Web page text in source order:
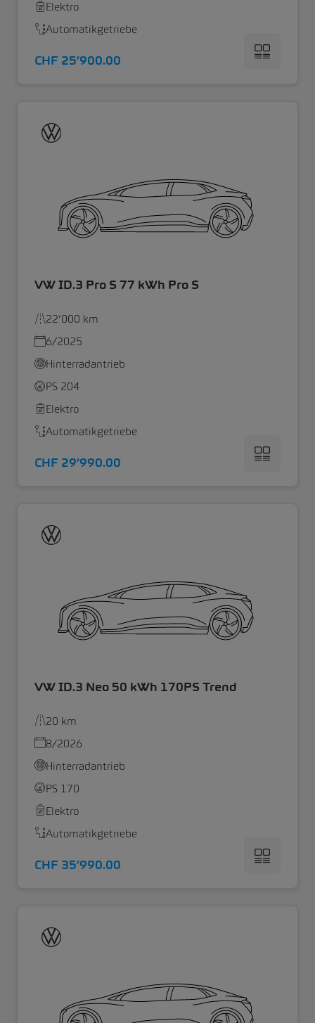
Elektro
Automatikgetriebe
CHF 25’900.00
VW ID.3 Pro S 77 kWh Pro S
22’000 km
6/2025
Hinterradantrieb
PS 204
Elektro
Automatikgetriebe
CHF 29’990.00
VW ID.3 Neo 50 kWh 170PS Trend
20 km
8/2026
Hinterradantrieb
PS 170
Elektro
Automatikgetriebe
CHF 35’990.00